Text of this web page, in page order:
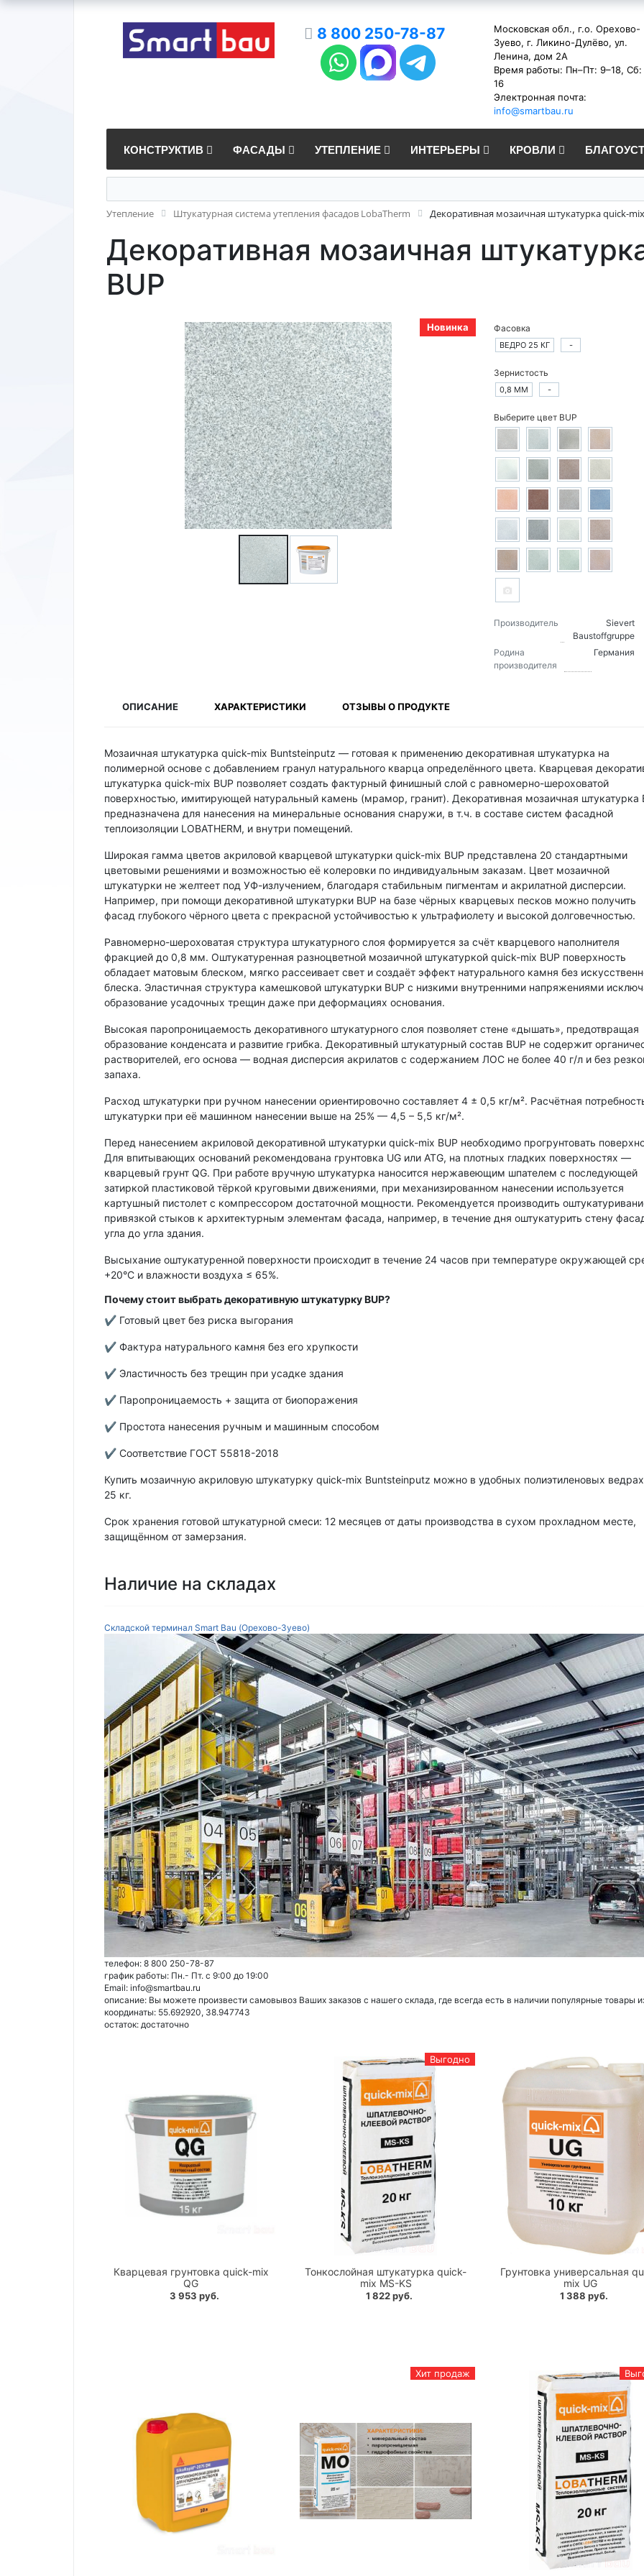
8 800 250-78-87
Московская обл., г.о. Орехово-
Зуево, г. Ликино-Дулёво, ул.
Ленина, дом 2А
Время работы: Пн–Пт: 9–18, Сб:
16
Электронная почта:
info@smartbau.ru
КОНСТРУКТИВ ФАСАДЫ УТЕПЛЕНИЕ ИНТЕРЬЕРЫ КРОВЛИ
Утепление Штукатурная система утепления фасадов LobaTherm Декоративная мозаичная штукатурка quick-
Декоративная мозаичная
BUP
Новинка Фасовка
ВЕДРО 25 КГ -
Зернистость
0,8 ММ -
Выберите цвет BUP
Производитель
Sievert
Baustoffgruppe
Родина
производителя
Германия
ОПИСАНИЕ ХАРАКТЕРИСТИКИ ОТЗЫВЫ О ПРОДУКТЕ
Мозаичная штукатурка quick-mix Buntsteinputz — готовая к применению декоративная штукатурка на
полимерной основе с добавлением гранул натурального кварца определённого цвета. Кварцевая
штукатурка quick-mix BUP позволяет создать фактурный финишный слой с равномерно-шероховатой
поверхностью, имитирующей натуральный камень (мрамор, гранит). Декоративная мозаичная штукатурка
предназначена для нанесения на минеральные основания снаружи, в т.ч. в составе систем фасадной
теплоизоляции LOBATHERM, и внутри помещений.
Широкая гамма цветов акриловой кварцевой штукатурки quick-mix BUP представлена 20 стандартными
цветовыми решениями и возможностью её колеровки по индивидуальным заказам. Цвет мозаичной
штукатурки не желтеет под УФ-излучением, благодаря стабильным пигментам и акрилатной дисперсии.
Например, при помощи декоративной штукатурки BUP на базе чёрных кварцевых песков можно получить
фасад глубокого чёрного цвета с прекрасной устойчивостью к ультрафиолету и высокой долговечностью.
Равномерно-шероховатая структура штукатурного слоя формируется за счёт кварцевого наполнителя
фракцией до 0,8 мм. Оштукатуренная разноцветной мозаичной штукатуркой quick-mix BUP поверхность
обладает матовым блеском, мягко рассеивает свет и создаёт эффект натурального камня без
блеска. Эластичная структура камешковой штукатурки BUP с низкими внутренними напряжениями
образование усадочных трещин даже при деформациях основания.
Высокая паропроницаемость декоративного штукатурного слоя позволяет стене «дышать», предотвращая
образование конденсата и развитие грибка. Декоративный штукатурный состав BUP не содержит
растворителей, его основа — водная дисперсия акрилатов с содержанием ЛОС не более 40 г/л и без
запаха.
Расход штукатурки при ручном нанесении ориентировочно составляет 4 ± 0,5 кг/м². Расчётная
штукатурки при её машинном нанесении выше на 25% — 4,5 – 5,5 кг/м².
Перед нанесением акриловой декоративной штукатурки quick-mix BUP необходимо прогрунтовать
Для впитывающих оснований рекомендована грунтовка UG или ATG, на плотных гладких поверхностях —
кварцевый грунт QG. При работе вручную штукатурка наносится нержавеющим шпателем с последующей
затиркой пластиковой тёркой круговыми движениями, при механизированном нанесении используется
картушный пистолет с компрессором достаточной мощности. Рекомендуется производить
привязкой стыков к архитектурным элементам фасада, например, в течение дня оштукатурить стену
угла до угла здания.
Высыхание оштукатуренной поверхности происходит в течение 24 часов при температуре окружающей
+20°С и влажности воздуха ≤ 65%.
Почему стоит выбрать декоративную штукатурку BUP?
✔ Готовый цвет без риска выгорания
✔ Фактура натурального камня без его хрупкости
✔ Эластичность без трещин при усадке здания
✔ Паропроницаемость + защита от биопоражения
✔ Простота нанесения ручным и машинным способом
✔ Соответствие ГОСТ 55818-2018
Купить мозаичную акриловую штукатурку quick-mix Buntsteinputz можно в удобных полиэтиленовых
25 кг.
Срок хранения готовой штукатурной смеси: 12 месяцев от даты производства в сухом прохладном месте,
защищённом от замерзания.
Наличие на складах
Складской терминал Smart Bau (Орехово-Зуево)
телефон: 8 800 250-78-87
график работы: Пн.- Пт. с 9:00 до 19:00
Email: info@smartbau.ru
описание: Вы можете произвести самовывоз Ваших заказов с нашего склада, где всегда есть в наличии популярные товары
координаты: 55.692920, 38.947743
остаток: достаточно
Кварцевая грунтовка quick-mix
QG
3 953 руб.
Выгодно
Тонкослойная штукатурка quick-
mix MS-KS
1 822 руб.
Грунтовка универсальная
mix UG
1 388 руб.
Хит продаж